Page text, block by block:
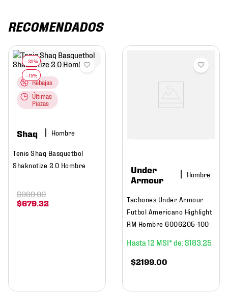
RECOMENDADOS
Rebajas
Últimas
Piezas
Shaq Hombre
Tenis Shaq Basquetbol
Shaknotize 2.0 Hombre
$679.32
$999.00
Under
Armour
Hombre
Tachones Under Armour
Futbol Americano Highlight
RM Hombre 6006205-100
12 $183 25
$2199.00